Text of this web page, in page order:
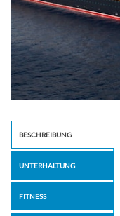
BESCHREIBUNG
UNTERHALTUNG
FITNESS